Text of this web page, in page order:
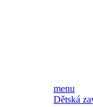
menu
Dětská